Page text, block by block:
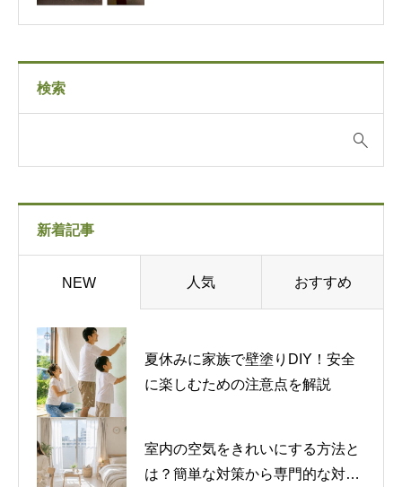
検索
新着記事
NEW 人気 おすすめ
夏休みに家族で壁塗りDIY！安全
に楽しむための注意点を解説
室内の空気をきれいにする方法と
は？簡単な対策から専門的な対策